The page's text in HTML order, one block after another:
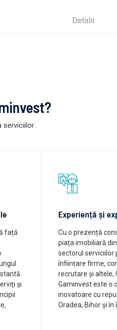
Detalii
serviciilor
față
și
Experiență și
Cu o prezență
piața imobiliară
sectorul serviciilor
înființare firme,
recrutare și altele,
Gaminvest este o
inovatoare cu
Oradea, Bihor și în